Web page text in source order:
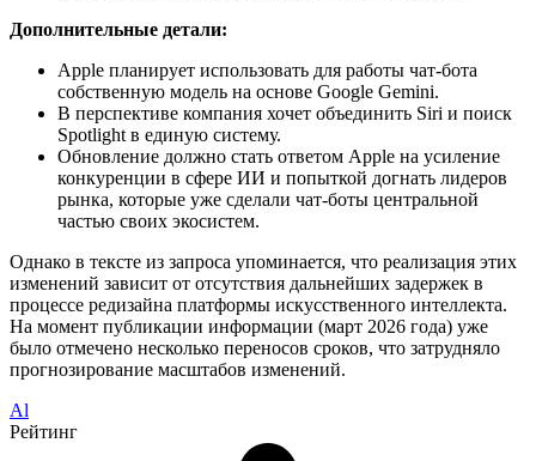
Дополнительные детали:
Apple планирует использовать для работы чат-бота
собственную модель на основе Google Gemini.
В перспективе компания хочет объединить Siri и поиск
Spotlight в единую систему.
Обновление должно стать ответом Apple на усиление
конкуренции в сфере ИИ и попыткой догнать лидеров
рынка, которые уже сделали чат-боты центральной
частью своих экосистем.
Однако в тексте из запроса упоминается, что реализация этих
изменений зависит от отсутствия дальнейших задержек в
процессе редизайна платформы искусственного интеллекта.
На момент публикации информации (март 2026 года) уже
было отмечено несколько переносов сроков, что затрудняло
прогнозирование масштабов изменений.
Al
Рейтинг